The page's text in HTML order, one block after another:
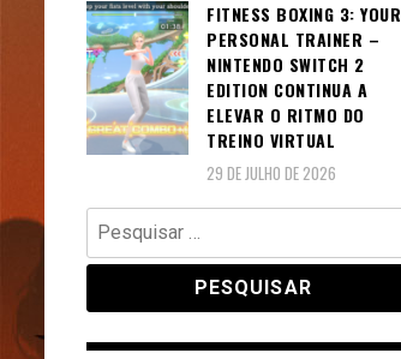
FITNESS BOXING 3: YOUR
PERSONAL TRAINER –
NINTENDO SWITCH 2
EDITION CONTINUA A
ELEVAR O RITMO DO
TREINO VIRTUAL
29 DE JULHO DE 2026
Pesquisar
por: